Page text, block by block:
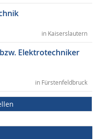
in Kaiserslautern
Elektrotechniker
in Fürstenfeldbruck